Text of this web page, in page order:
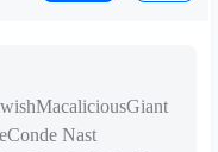
Nast